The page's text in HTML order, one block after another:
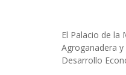
El Palacio de la
Agroganadera
Desarrollo